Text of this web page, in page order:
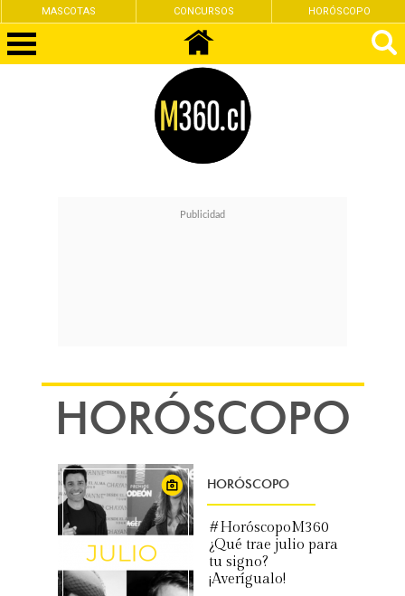
CONCURSOS HORÓSCOPO FEMINISMO
HORÓSCOPO
HORÓSCOPO
#HoróscopoM360
¿Qué trae julio para
tu signo?
¡Averígualo!